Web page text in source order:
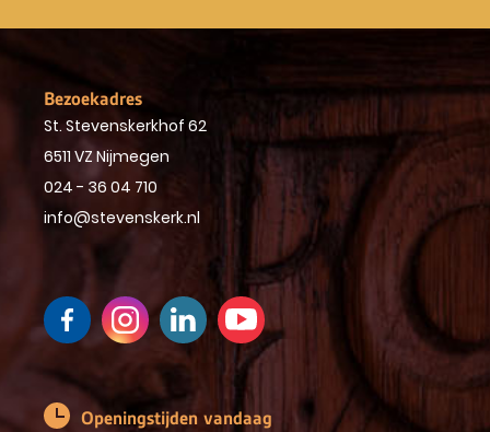
Bezoekadres
St. Stevenskerkhof 62
6511 VZ Nijmegen
024 - 36 04 710
info@stevenskerk.nl
Openingstijden vandaag